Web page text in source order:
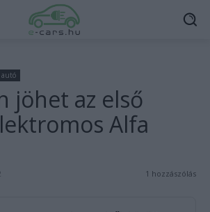
autó
jöhet az első
Alfa
1 hozzászólás